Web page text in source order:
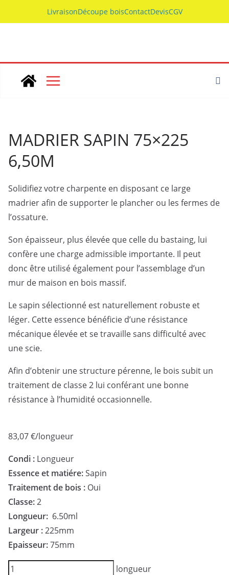
to
LivraisonDécoupe boisContactDevisCGV
MADRIER SAPIN 75×225
6,50M
Solidifiez votre charpente en disposant ce large
madrier afin de supporter le plancher ou les fermes de
l’ossature.
Son épaisseur, plus élevée que celle du bastaing, lui
confère une charge admissible importante. Il peut
donc être utilisé également pour l’assemblage d’un
mur de maison en bois massif.
Le sapin sélectionné est naturellement robuste et
léger. Cette essence bénéficie d’une résistance
mécanique élevée et se travaille sans difficulté avec
une scie.
Afin d’obtenir une structure pérenne, le bois subit un
traitement de classe 2 lui conférant une bonne
résistance à l’humidité occasionnelle.
83,07€/longueur
Condi : Longueur
Essence et matiére:Sapin
Traitement de bois : Oui
Classe:2
Longueur: 6.50ml
Largeur :225mm
Epaisseur:75mm
quantité
longueur